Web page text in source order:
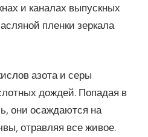
и каналах выпускных
пленки зеркала
азота и серы
дождей. Попадая в
они осаждаются на
отравляя все живое.